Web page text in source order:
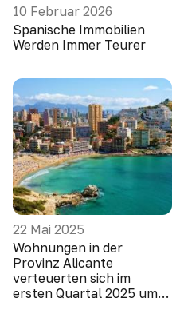
10 Februar 2026
Spanische Immobilien
Werden Immer Teurer
22 Mai 2025
Wohnungen in der
Provinz Alicante
verteuerten sich im
ersten Quartal 2025 um